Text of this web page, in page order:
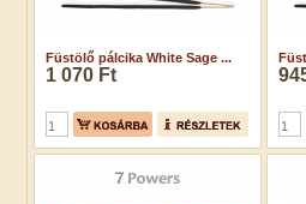
Füstölő pálcika White Sage ...
1 070 Ft